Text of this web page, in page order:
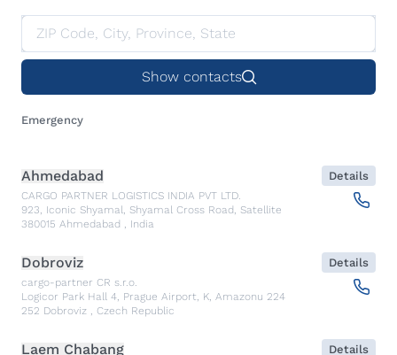
Show contacts
Emergency
Ahmedabad
CARGO PARTNER LOGISTICS INDIA PVT LTD.
923, Iconic Shyamal, Shyamal Cross Road, Satellite
380015 Ahmedabad , India
Details
Dobroviz
cargo-partner CR s.r.o.
Logicor Park Hall 4, Prague Airport, K, Amazonu 224
252 Dobroviz , Czech Republic
Details
Laem Chabang Details